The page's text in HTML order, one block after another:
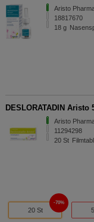
Aristo
18817670
18 g
DESLORATADIN
Aristo
11294298
20 St
20 St
70%